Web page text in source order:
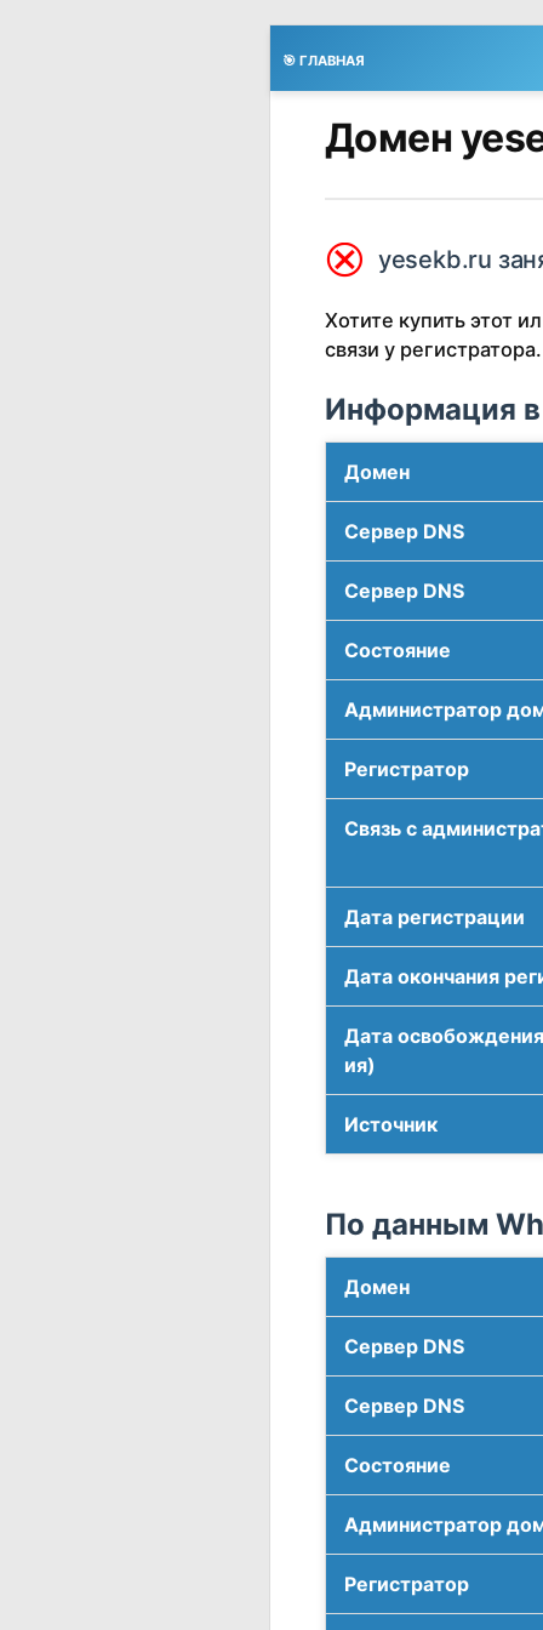
🎯 ГЛАВНАЯ
Домен
⮿ yesekb.ru
Хотите купить этот
связи у регистратора.
Информация в
Домен
Сервер DNS
Сервер DNS
Соcтояние
Администратор
Регистратор
Связь с
Дата регистрации
Дата окончания
Дата
ия)
Источник
По данным
Домен
Сервер DNS
Сервер DNS
Соcтояние
Администратор
Регистратор